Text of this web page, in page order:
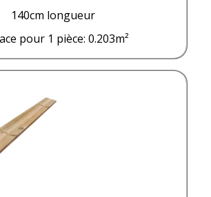
140cm longueur
pour 1 pièce: 0.203m²